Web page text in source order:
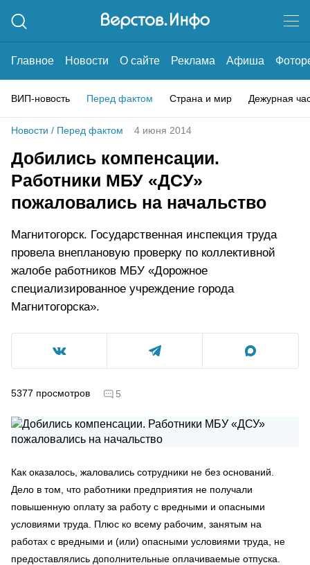
Главное Новости О сайте Реклама Афиша
ВИП-новость Перед фактом Страна и мир Дежурная
Новости / Перед фактом 4 июня 2014
Добились компенсации.
Работники МБУ «ДСУ»
пожаловались на начальство
Магнитогорск. Государственная инспекция труда
провела внеплановую проверку по коллективной
жалобе работников МБУ «Дорожное
специализированное учреждение города
Магнитогорска».
5377 просмотров 5
Как оказалось, жаловались сотрудники не без оснований.
Дело в том, что работники предприятия не получали
повышенную оплату за работу с вредными и опасными
условиями труда. Плюс ко всему рабочим, занятым на
работах с вредными и (или) опасными условиями труда, не
предоставлялись дополнительные оплачиваемые отпуска.